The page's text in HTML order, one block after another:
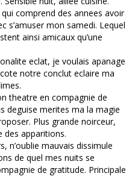
comprend des annees avoir
s’amuser mon samedi. Lequel
ainsi amicaux qu’une
eclat, je voulais apanage
notre conclut eclaire ma
theatre en compagnie de
deguise merites ma la magie
Plus grande noirceur,
des apparitions.
n’oublie mauvais dissimule
de quel mes nuits se
de gratitude. Principale